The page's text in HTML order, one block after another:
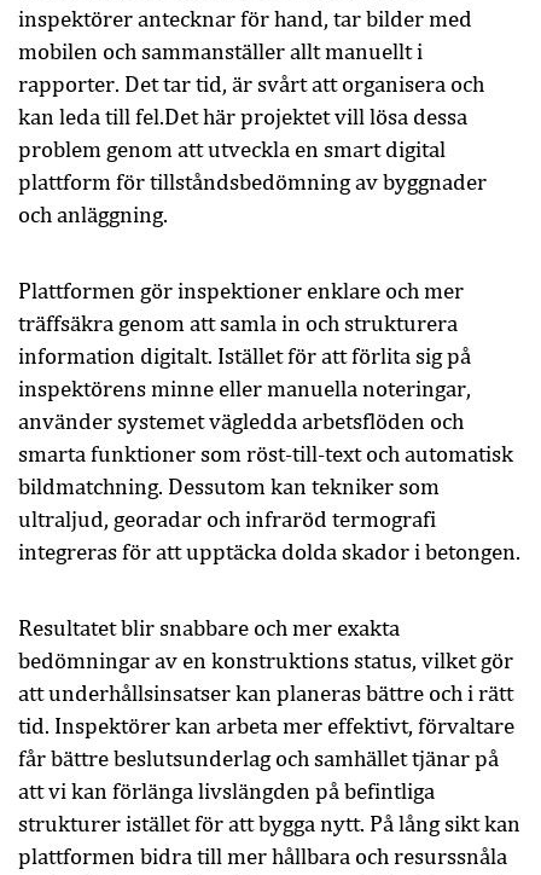
inspektörer antecknar för hand, tar bilder med
mobilen och sammanställer allt manuellt i
rapporter. Det tar tid, är svårt att organisera och
kan leda till fel.Det här projektet vill lösa dessa
problem genom att utveckla en smart digital
plattform för tillståndsbedömning av byggnader
och anläggning.
Plattformen gör inspektioner enklare och mer
träffsäkra genom att samla in och strukturera
information digitalt. Istället för att förlita sig på
inspektörens minne eller manuella noteringar,
använder systemet vägledda arbetsflöden och
smarta funktioner som röst-till-text och automatisk
bildmatchning. Dessutom kan tekniker som
ultraljud, georadar och infraröd termografi
integreras för att upptäcka dolda skador i betongen.
Resultatet blir snabbare och mer exakta
bedömningar av en konstruktions status, vilket gör
att underhållsinsatser kan planeras bättre och i rätt
tid. Inspektörer kan arbeta mer effektivt, förvaltare
får bättre beslutsunderlag och samhället tjänar på
att vi kan förlänga livslängden på befintliga
strukturer istället för att bygga nytt. På lång sikt kan
plattformen bidra till mer hållbara och resurssnåla